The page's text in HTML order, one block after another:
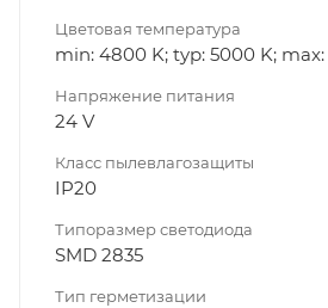
Цветовая температура
min: 4800 K; typ: 5000 K;
Напряжение питания
24 V
Класс пылевлагозащиты
IP20
Типоразмер светодиода
SMD 2835
Тип герметизации